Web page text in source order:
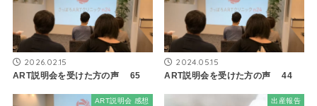
2026.02.15
ART説明会を受けた方の声 65
2024.05.15
ART説明会を受けた方の声 44
ART説明会 感想 出産報告